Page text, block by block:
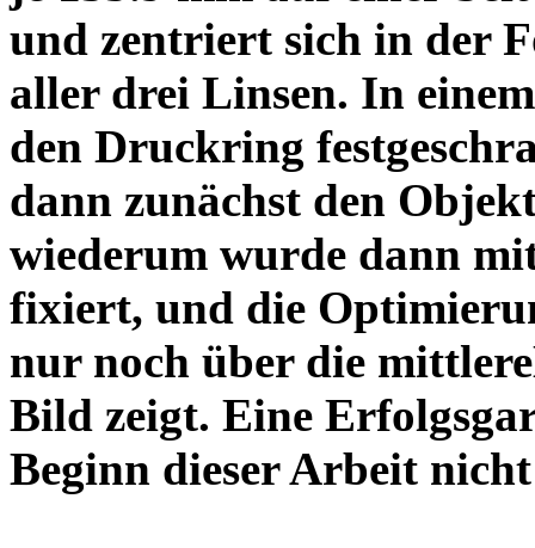
und zentriert sich in der
aller drei Linsen. In
den Druckring
dann zunächst den
wiederum wurde dann
fixiert, und die
nur noch über die
Bild zeigt. Eine
Beginn dieser Arbeit